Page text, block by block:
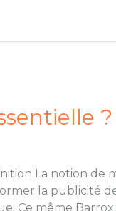
?
La notion de
la publicité
Ce même Barrox